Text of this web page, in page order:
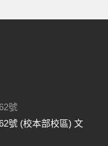
號
號 (校本部校區) 文